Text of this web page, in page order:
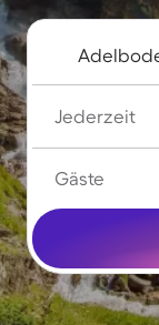
Jederzeit
Gäste